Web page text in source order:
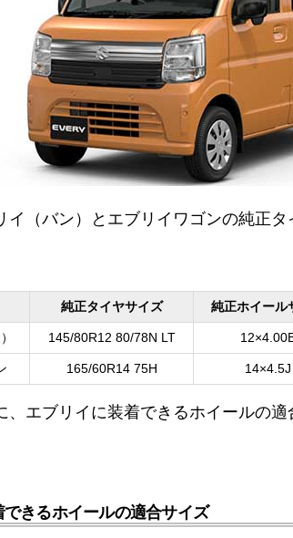
イ（バン）とエブリイワゴンの純正
純正タイヤサイズ 純正ホイール
145/80R12 80/78N LT
165/60R14 75H 14×4.5J
、エブリイに装着できるホイールの
きるホイールの適合サイズ